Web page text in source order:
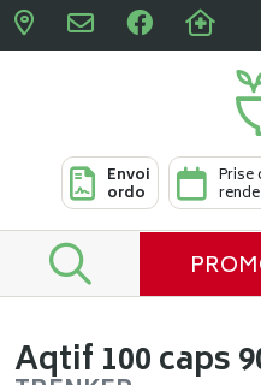
Envoi
ordo
Prise
Aqtif 100 caps